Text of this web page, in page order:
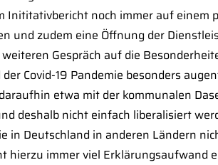
Inititativbericht noch immer auf einem
und zudem eine Öffnung der
Gespräch auf die
Covid-19 Pandemie besonders
etwa mit der kommunalen
deshalb nicht einfach liberalisiert
in Deutschland in anderen Ländern
hierzu immer viel Erklärungsaufwand